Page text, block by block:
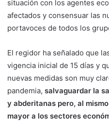
situación con los agentes
afectados y consensuar las
portavoces de todos los
El regidor ha señalado que
vigencia inicial de 15 días y
nuevas medidas son muy
pandemia, salvaguardar la
y abderitanas pero, al
mayor a los sectores